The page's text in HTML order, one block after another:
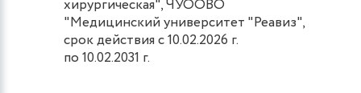
хирургическая", ЧУООВО
"Медицинский университет "Реавиз",
срок действия с 10.02.2026 г.
по 10.02.2031 г.